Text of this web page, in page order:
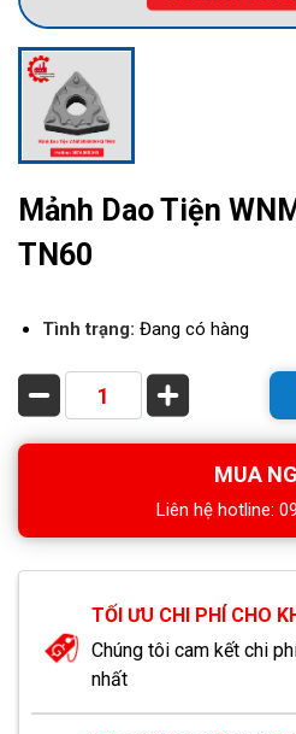
Mảnh Dao Tiện
TN60
Tình trạng: Đang có hàng
MUA
Liên hệ hotline:
TỐI ƯU CHI PHÍ CHO
Chúng tôi cam kết chi
nhất